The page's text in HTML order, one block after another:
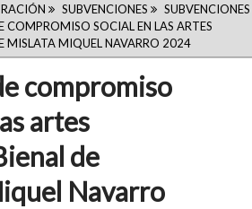
RUTA
DE
NAVEGACIÓN
SUBVENCIONES
SUBVENCIONES
COMPROMISO SOCIAL EN LAS ARTES
MISLATA MIQUEL NAVARRO 2024
compromiso
artes
de
Navarro